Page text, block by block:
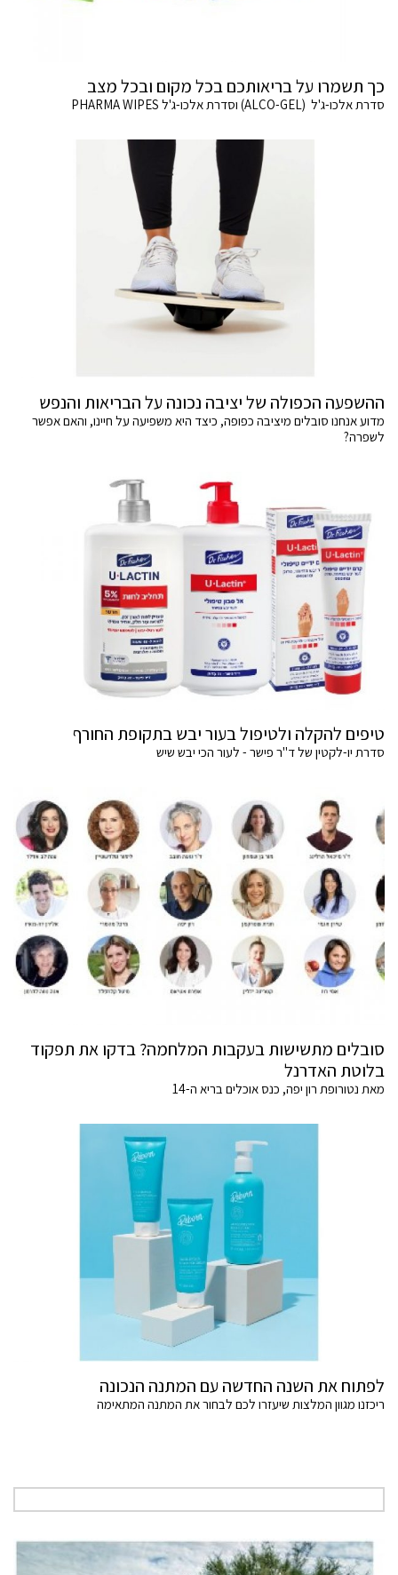
כך תשמרו על בריאותכם בכל מקום ובכל מצב
סדרת אלכו-ג'ל (ALCO-GEL) וסדרת אלכו-ג'ל PHARMA WIPES
ההשפעה הכפולה של יציבה נכונה על הבריאות והנפש
מדוע אנחנו סובלים מיציבה כפופה, כיצד היא משפיעה על חיינו, והאם אפשר
לשפרה?
טיפים להקלה ולטיפול בעור יבש בתקופת החורף
סדרת יו-לקטין של ד"ר פישר - לעור הכי יבש שיש
סובלים מתשישות בעקבות המלחמה? בדקו את תפקוד
בלוטת האדרנל
מאת נטורופת רון יפה, כנס אוכלים בריא ה-14
לפתוח את השנה החדשה עם המתנה הנכונה
ריכזנו מגוון המלצות שיעזרו לכם לבחור את המתנה המתאימה